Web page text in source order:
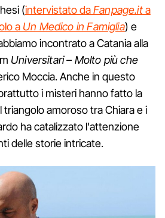
(intervistato daFanpage.ita
a Un Medico in Famiglia) e
incontrato a Catania alla
Universitari – Molto più che
Moccia. Anche in questo
i misteri hanno fatto la
triangolo amoroso tra Chiara e i
ha catalizzato l'attenzione
delle storie intricate.